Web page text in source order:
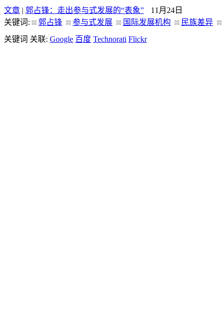
文章 | 郭占锋：走出参与式发展的“表象”
11月24日
关键词:
郭占锋 参与式发展 国际发展机构
民族差异
关键词 关联: Google 百度 Technorati Flickr